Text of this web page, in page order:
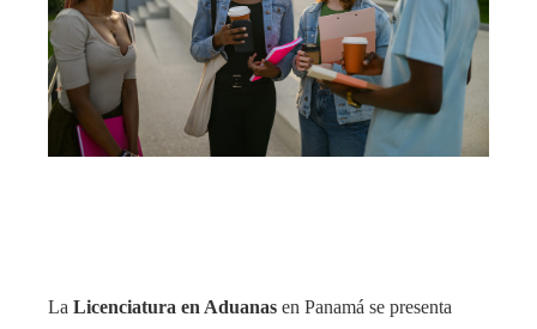
La Licenciatura en Aduanas en Panamá se presenta